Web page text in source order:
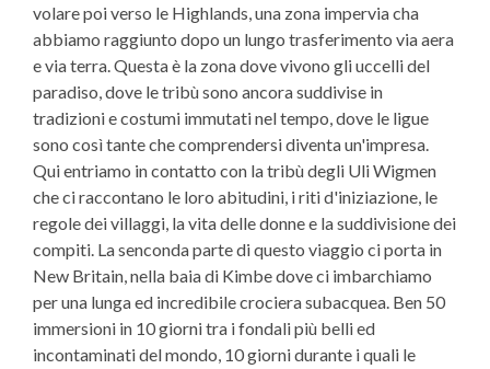
volare poi verso le Highlands, una zona impervia cha
abbiamo raggiunto dopo un lungo trasferimento via aera
e via terra. Questa è la zona dove vivono gli uccelli del
paradiso, dove le tribù sono ancora suddivise in
tradizioni e costumi immutati nel tempo, dove le ligue
sono così tante che comprendersi diventa un'impresa.
Qui entriamo in contatto con la tribù degli Uli Wigmen
che ci raccontano le loro abitudini, i riti d'iniziazione, le
regole dei villaggi, la vita delle donne e la suddivisione dei
compiti. La senconda parte di questo viaggio ci porta in
New Britain, nella baia di Kimbe dove ci imbarchiamo
per una lunga ed incredibile crociera subacquea. Ben 50
immersioni in 10 giorni tra i fondali più belli ed
incontaminati del mondo, 10 giorni durante i quali le